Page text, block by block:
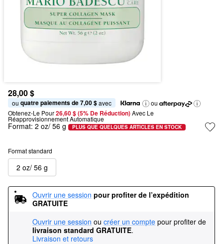
28,00 $
ou quatre paiements de 7,00 $ avec
ou
Obtenez-Le Pour26,60 $ (5% De Réduction) Avec Le
Réapprovisionnement Automatique
Format: 2 oz/ 56 g PLUS QUE QUELQUES ARTICLES EN STOCK
Format standard
2 oz/ 56 g
Ouvrir une session pour profiter de l’expédition
GRATUITE
Ouvrir une session ou créer un compte pour profiter de
livraison standard GRATUITE.
Livraison et retours